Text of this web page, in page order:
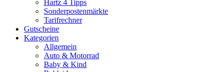
Hartz 4 Tipps
Sonderpostenmärkte
Tarifrechner
Gutscheine
Kategorien
Allgemein
Auto & Motorrad
Baby & Kind